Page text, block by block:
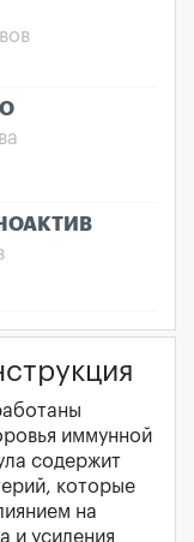
иммунной
содержит
которые
на
и усиления